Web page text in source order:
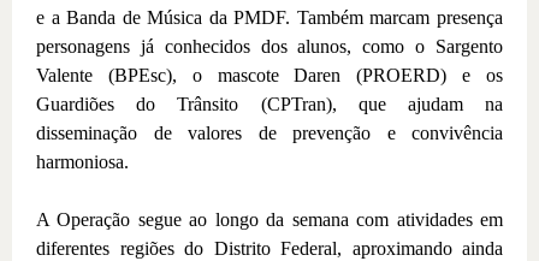
e a Banda de Música da PMDF. Também marcam presença
personagens já conhecidos dos alunos, como o Sargento
Valente (BPEsc), o mascote Daren (PROERD) e os
Guardiões do Trânsito (CPTran), que ajudam na
disseminação de valores de prevenção e convivência
harmoniosa.
A Operação segue ao longo da semana com atividades em
diferentes regiões do Distrito Federal, aproximando ainda